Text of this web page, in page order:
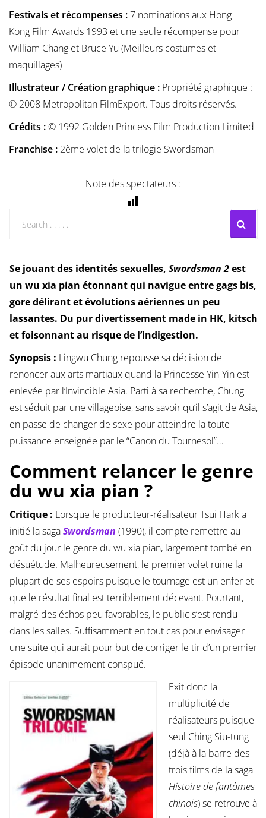
Festivals et récompenses :7 nominations aux Hong
Kong Film Awards 1993 et une seule récompense pour
William Chang et Bruce Yu (Meilleurs costumes et
maquillages)
Illustrateur / Création graphique : Propriété graphique :
© 2008 Metropolitan FilmExport. Tous droits réservés.
Crédits :© 1992 Golden Princess Film Production Limited
Franchise : 2ème volet de la trilogie Swordsman
Note des spectateurs :
Se jouant des identités sexuelles, Swordsman 2est
un wu xia pian étonnant qui navigue entre gags bis,
gore délirant et évolutions aériennes un peu
lassantes. Du pur divertissement made in HK, kitsch
et foisonnant au risque de l’indigestion.
Synopsis : Lingwu Chung repousse sa décision de
renoncer aux arts martiaux quand la Princesse Yin-Yin est
enlevée par l’Invincible Asia. Parti à sa recherche, Chung
est séduit par une villageoise, sans savoir qu’il s’agit de Asia,
en passe de changer de sexe pour atteindre la toute-
puissance enseignée par le “Canon du Tournesol”…
Comment relancer le genre
du wu xia pian ?
Critique : Lorsque le producteur-réalisateur Tsui Hark a
initié la sagaSwordsman (1990), il compte remettre au
goût du jour le genre du wu xia pian, largement tombé en
désuétude. Malheureusement, le premier volet ruine la
plupart de ses espoirs puisque le tournage est un enfer et
que le résultat final est terriblement décevant. Pourtant,
malgré des échos peu favorables, le public s’est rendu
dans les salles. Suffisamment en tout cas pour envisager
une suite qui aurait pour but de corriger le tir d’un premier
épisode unanimement conspué.
Exit donc la
multiplicité de
réalisateurs puisque
seul Ching Siu-tung
(déjà à la barre des
trois films de la saga
Histoire de fantômes
chinois) se retrouve à